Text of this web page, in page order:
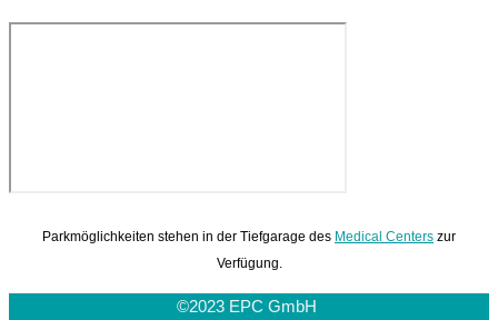
Parkmöglichkeiten stehen in der Tiefgarage des Medical Centers zur
Verfügung.
©2023 EPC GmbH